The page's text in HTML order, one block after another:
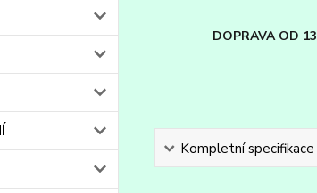
DOPRAVA OD
Kompletní specifikace